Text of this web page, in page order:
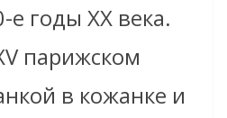
е годы ХХ века.
парижском
в кожанке и